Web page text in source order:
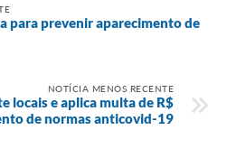
para prevenir aparecimento de
NOTÍCIA MENOS RECENTE
locais e aplica multa de R$
de normas anticovid-19